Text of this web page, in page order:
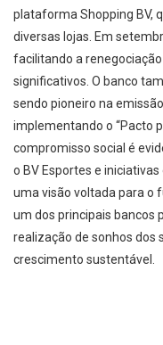
plataforma Shopping BV,
diversas lojas. Em
facilitando a
significativos. O banco
sendo pioneiro na
implementando o “Pacto
compromisso social é
o BV Esportes e
uma visão voltada para o
um dos principais bancos
realização de sonhos dos
crescimento sustentável.